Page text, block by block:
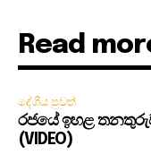
Read
දේශීය පුවත්
රජයේ ඉහළ
(VIDEO)